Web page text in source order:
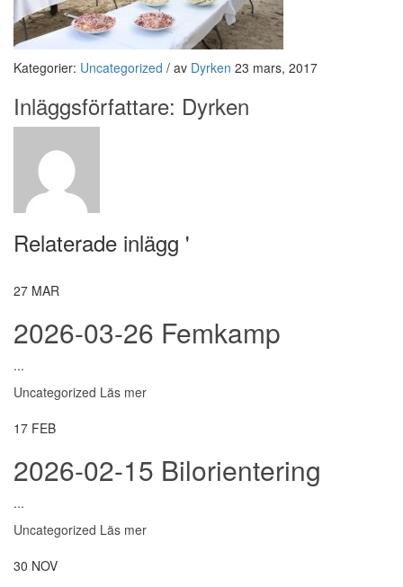
Kategorier: Uncategorized / av Dyrken 23 mars, 2017
Inläggsförfattare: Dyrken
Relaterade inlägg '
27 MAR
2026-03-26 Femkamp
...
Uncategorized Läs mer
17 FEB
2026-02-15 Bilorientering
...
Uncategorized Läs mer
30 NOV